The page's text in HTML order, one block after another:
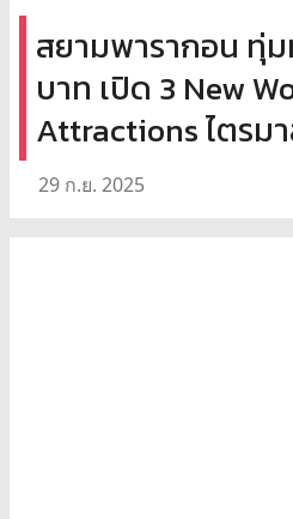
สยามพารากอน ทุ่ม
บาท เปิด 3 New
Attractions ไตรม
29 ก.ย. 2025